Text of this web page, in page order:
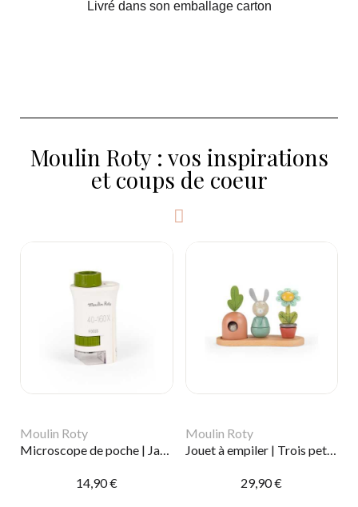
Livré dans son emballage carton
Moulin Roty : vos inspirations
et coups de coeur
Moulin Roty
Microscope de poche | Jardin du moulin
14,90 €
Moulin Roty
Jouet à empiler | Trois petits lapins
29,90 €